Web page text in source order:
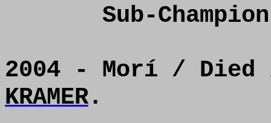
Sub-
2004 - Morí /
KRAMER .